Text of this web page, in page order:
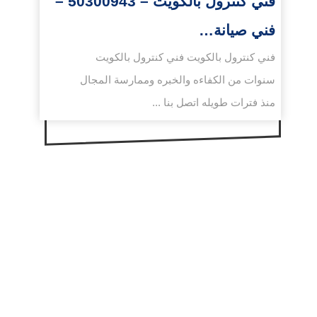
فني صيانة…
فني كنترول بالكويت فني كنترول بالكويت
سنوات من الكفاءه والخبره وممارسة المجال
منذ فترات طويله اتصل بنا ...